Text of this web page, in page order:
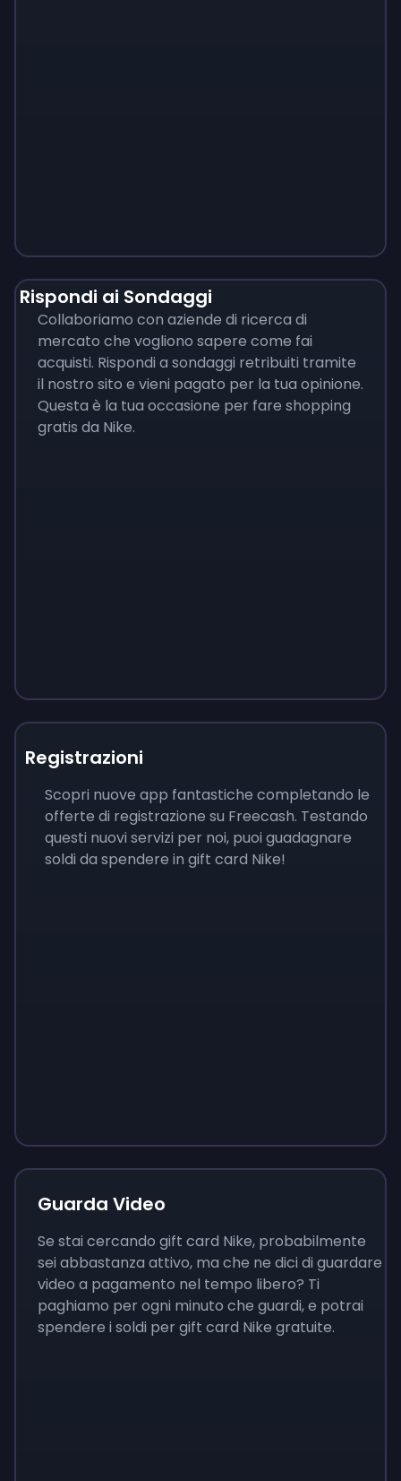
Rispondi ai Sondaggi
Collaboriamo con aziende di ricerca di
mercato che vogliono sapere come fai
acquisti. Rispondi a sondaggi retribuiti tramite
il nostro sito e vieni pagato per la tua opinione.
Questa è la tua occasione per fare shopping
gratis da Nike.
Registrazioni
Scopri nuove app fantastiche completando le
offerte di registrazione su Freecash. Testando
questi nuovi servizi per noi, puoi guadagnare
soldi da spendere in gift card Nike!
Guarda Video
Se stai cercando gift card Nike, probabilmente
sei abbastanza attivo, ma che ne dici di guardare
video a pagamento nel tempo libero? Ti
paghiamo per ogni minuto che guardi, e potrai
spendere i soldi per gift card Nike gratuite.